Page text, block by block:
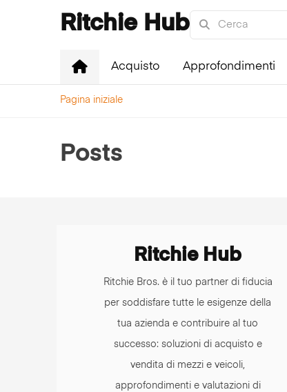
Ritchie Hub
Acquisto Approfondimenti
Pagina iniziale
Posts
Ritchie Hub
Ritchie Bros. è il tuo partner di fiducia
per soddisfare tutte le esigenze della
tua azienda e contribuire al tuo
successo: soluzioni di acquisto e
vendita di mezzi e veicoli,
approfondimenti e valutazioni di